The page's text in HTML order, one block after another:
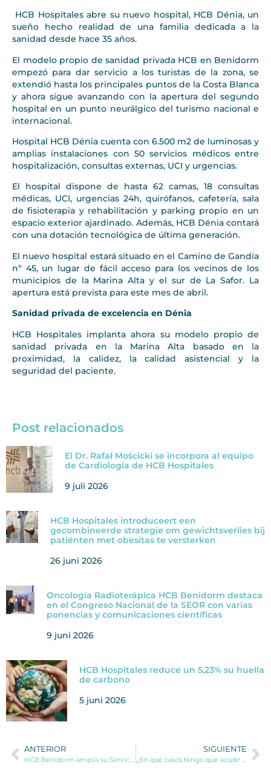
HCB Hospitales abre su nuevo hospital, HCB Dénia, un
sueño hecho realidad de una familia dedicada a la
sanidad desde hace 35 años.
El modelo propio de sanidad privada HCB en Benidorm
empezó para dar servicio a los turistas de la zona, se
extendió hasta los principales puntos de la Costa Blanca
y ahora sigue avanzando con la apertura del segundo
hospital en un punto neurálgico del turismo nacional e
internacional.
Hospital HCB Dénia cuenta con 6.500 m2 de luminosas y
amplias instalaciones con 50 servicios médicos entre
hospitalización, consultas externas, UCI y urgencias.
El hospital dispone de hasta 62 camas, 18 consultas
médicas, UCI, urgencias 24h, quirófanos, cafetería, sala
de fisioterapia y rehabilitación y parking propio en un
espacio exterior ajardinado. Además, HCB Dénia contará
con una dotación tecnológica de última generación.
El nuevo hospital estará situado en el Camino de Gandía
nº 45, un lugar de fácil acceso para los vecinos de los
municipios de la Marina Alta y el sur de La Safor. La
apertura está prevista para este mes de abril.
Sanidad privada de excelencia en Dénia
HCB Hospitales implanta ahora su modelo propio de
sanidad privada en la Marina Alta basado en la
proximidad, la calidez, la calidad asistencial y la
seguridad del paciente.
Post relacionados
El Dr. Rafał Mościcki se incorpora al equipo
de Cardiología de HCB Hospitales
9 juli 2026
HCB Hospitales introduceert een
gecombineerde strategie om gewichtsverlies bij
patiënten met obesitas te versterken
26 juni 2026
Oncología Radioterápica HCB Benidorm destaca
en el Congreso Nacional de la SEOR con varias
ponencias y comunicaciones científicas
9 juni 2026
HCB Hospitales reduce un 5,23% su huella
de carbono
5 juni 2026
ANTERIOR
HCB Benidorm amplía su Servicio de Dermatología con la incorporación de la Dra. Cristina García
SIGUIENTE
¿En qué casos tengo que acudir a un neurocirujano?